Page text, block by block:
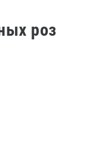
роз